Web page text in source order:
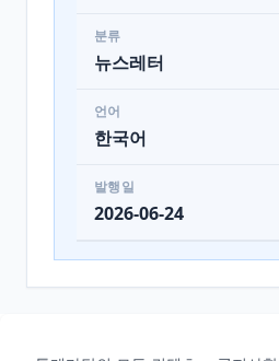
분류
뉴스레터
언어
한국어
발행일
2026-06-24